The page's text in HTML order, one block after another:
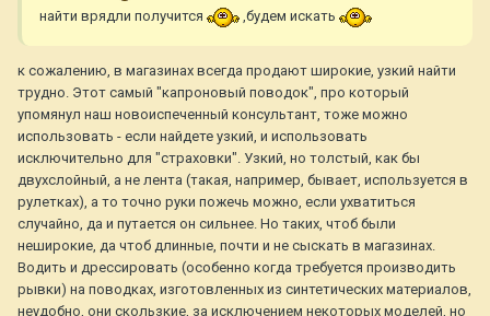
найти врядли получится
,будем искать
к сожалению, в магазинах всегда продают широкие, узкий найти
трудно. Этот самый "капроновый поводок", про который
упомянул наш новоиспеченный консультант, тоже можно
использовать - если найдете узкий, и использовать
исключительно для "страховки". Узкий, но толстый, как бы
двухслойный, а не лента (такая, например, бывает, используется в
рулетках), а то точно руки пожечь можно, если ухватиться
случайно, да и путается он сильнее. Но таких, чтоб были
неширокие, да чтоб длинные, почти и не сыскать в магазинах.
Водить и дрессировать (особенно когда требуется производить
рывки) на поводках, изготовленных из синтетических материалов,
неудобно, они скользкие, за исключением некоторых моделей, но